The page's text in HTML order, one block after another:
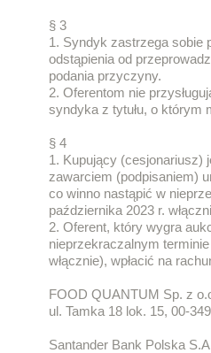
§ 3
1. Syndyk zastrzega sobie
odstąpienia od
podania przyczyny.
2. Oferentom nie
syndyka z tytułu, o którym
§ 4
1. Kupujący (cesjonariusz)
zawarciem (podpisaniem)
co winno nastąpić w
października 2023 r.
2. Oferent, który wygra
nieprzekraczalnym
włącznie), wpłacić na
FOOD QUANTUM Sp. z
ul. Tamka 18 lok. 15, 00-
Santander Bank Polska